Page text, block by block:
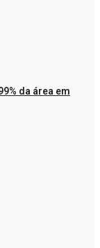
da área em